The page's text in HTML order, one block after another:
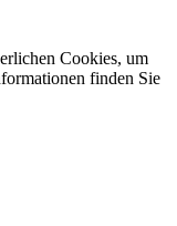
Cookies, um
finden Sie